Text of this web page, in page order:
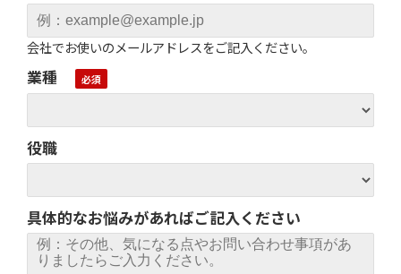
会社でお使いのメールアドレスをご記入ください。
業種
役職
具体的なお悩みがあればご記入ください